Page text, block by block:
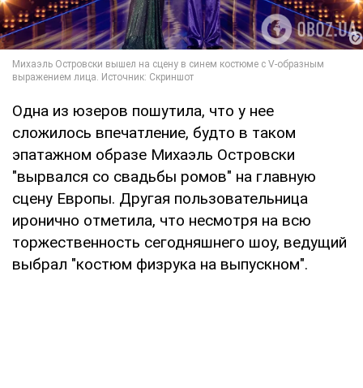
Одна из юзеров пошутила, что у нее
сложилось впечатление, будто в таком
эпатажном образе Михаэль Островски
"вырвался со свадьбы ромов" на главную
сцену Европы. Другая пользовательница
иронично отметила, что несмотря на всю
торжественность сегодняшнего шоу, ведущий
выбрал "костюм физрука на выпускном".